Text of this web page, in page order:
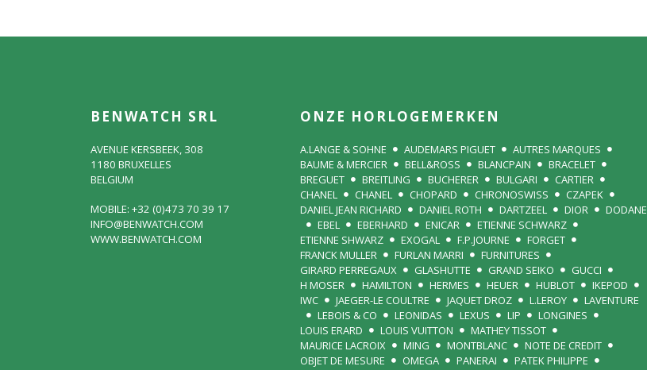
BENWATCH SRL
AVENUE KERSBEEK, 308
1180 BRUXELLES
BELGIUM
MOBILE: +32 (0)473 70 39 17
INFO@BENWATCH.COM
WWW.BENWATCH.COM
ONZE HORLOGEMERKEN
A.LANGE & SOHNE AUDEMARS PIGUET
AUTRES MARQUES
BAUME & MERCIER
BELL&ROSS BLANCPAIN
BRACELET
BREGUET
BREITLING BUCHERER BULGARI
CARTIER
CHANEL
CHANEL CHOPARD CHRONOSWISS
CZAPEK
DANIEL JEAN RICHARD
DANIEL ROTH DARTZEEL DIOR
DODANE
EBEL
EBERHARD ENICAR
ETIENNE SCHWARZ
ETIENNE SHWARZ
EXOGAL F.P.JOURNE
FORGET
FRANCK MULLER
FURLAN MARRI
FURNITURES
GIRARD PERREGAUX
GLASHUTTE GRAND SEIKO
GUCCI
H MOSER
HAMILTON HERMES HEUER HUBLOT
IKEPOD
IWC
JAEGER-LE COULTRE JAQUET DROZ L.LEROY
LAVENTURE
LEBOIS & CO
LEONIDAS LEXUS LIP
LONGINES
LOUIS ERARD
LOUIS VUITTON
MATHEY TISSOT
MAURICE LACROIX
MING MONTBLANC
NOTE DE CREDIT
OBJET DE MESURE
OMEGA PANERAI
PATEK PHILIPPE